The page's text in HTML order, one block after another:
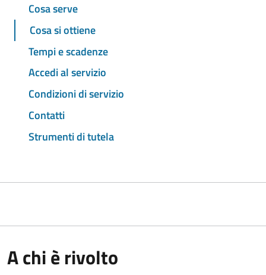
Cosa serve
Cosa si ottiene
Tempi e scadenze
Accedi al servizio
Condizioni di servizio
Contatti
Strumenti di tutela
A chi è rivolto